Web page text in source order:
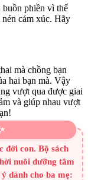
phiền vì thế
cảm xúc. Hãy
mà chồng bạn
hai bạn mà. Vậy
vượt qua được giai
và giúp nhau vượt
đời con. Bộ sách
nuôi dưỡng tâm
dành cho ba mẹ: